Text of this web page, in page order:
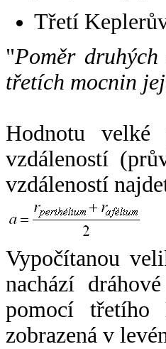
Třetí
"Poměr
třetích mocnin
Hodnotu velké
vzdáleností
vzdáleností
Vypočítanou
nachází
pomocí třetího
zobrazená v